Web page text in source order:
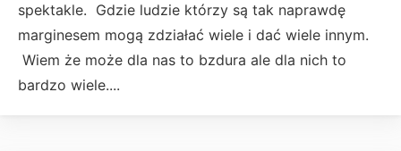
spektakle. Gdzie ludzie którzy są tak naprawdę
marginesem mogą zdziałać wiele i dać wiele innym.
Wiem że może dla nas to bzdura ale dla nich to
bardzo wiele....